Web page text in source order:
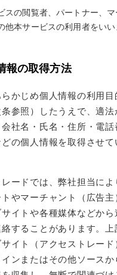
スの閲覧者、パートナー、
他本サービスの利用者をいい
報の取得方法
かじめ個人情報の利用目
参照）したうえで、適
社名・氏名・住所・電
の個人情報を取得させて
ードでは、弊社担当に
やマーチャント（広告主
イトや各種媒体などか
することがあります。
イト（アクセストレー
ンまたはその他ソース